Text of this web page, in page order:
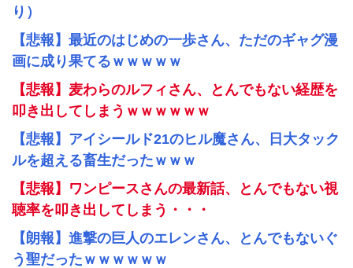
り）
【悲報】最近のはじめの一歩さん、ただのギャグ漫
画に成り果てるｗｗｗｗｗ
【悲報】麦わらのルフィさん、とんでもない経歴を
叩き出してしまうｗｗｗｗｗｗ
【悲報】アイシールド21のヒル魔さん、日大タック
ルを超える畜生だったｗｗｗ
【悲報】ワンピースさんの最新話、とんでもない視
聴率を叩き出してしまう・・・
【朗報】進撃の巨人のエレンさん、とんでもないぐ
う聖だったｗｗｗｗｗｗ